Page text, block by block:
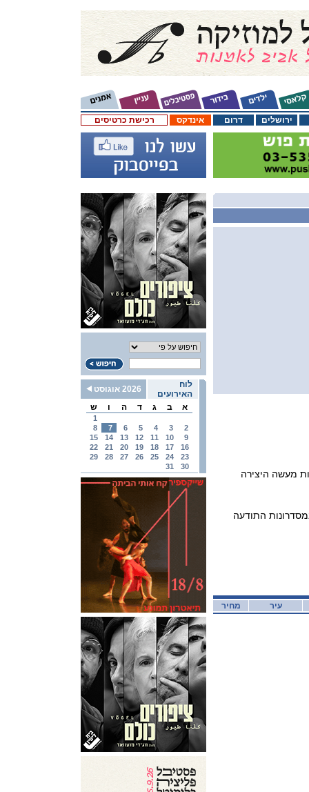
רכישת כרטיסים אינדקס דרום ירושלים
לוח
האירועים
2026 אוגוסט
א
ב ג ד ה ו ש
1
2
3
4
5
6
7
8
9
10
11
12
13
14
15
16
17
18
19
20
21
22
23
24
25
26
27
28
29
30
31
מעשה היצירה
התודעה
מחיר עיר